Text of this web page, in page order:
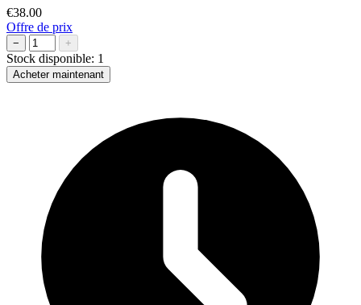
€38.00
Offre de prix
− +
Stock disponible: 1
Acheter maintenant